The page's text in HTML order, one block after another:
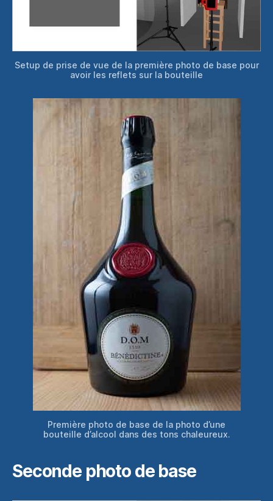
Setup de prise de vue de la première photo de base pour
avoir les reflets sur la bouteille
Première photo de base de la photo d’une
bouteille d’alcool dans des tons chaleureux.
Seconde photo de base